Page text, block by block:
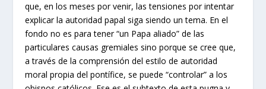
que, en los meses por venir, las tensiones por intentar
explicar la autoridad papal siga siendo un tema. En el
fondo no es para tener “un Papa aliado” de las
particulares causas gremiales sino porque se cree que,
a través de la comprensión del estilo de autoridad
moral propia del pontífice, se puede “controlar” a los